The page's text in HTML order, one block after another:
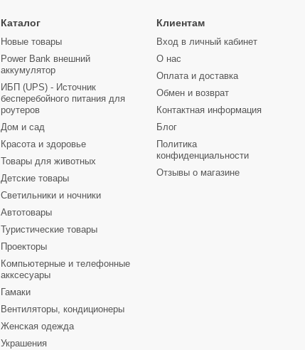
Каталог
Новые товары
Power Bank внешний
аккумулятор
ИБП (UPS) - Источник
бесперебойного питания для
роутеров
Дом и сад
Красота и здоровье
Товары для животных
Детские товары
Светильники и ночники
Автотовары
Туристические товары
Проекторы
Компьютерные и телефонные
акксесуары
Гамаки
Вентиляторы, кондиционеры
Женская одежда
Украшения
Клиентам
Вход в личный кабинет
О нас
Оплата и доставка
Обмен и возврат
Контактная информация
Блог
Политика
конфиденциальности
Отзывы о магазине